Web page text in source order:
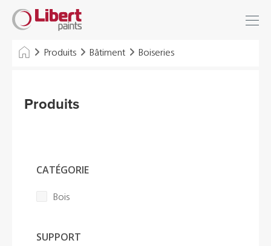
Libert
Paints Produits Bâtiment Boiseries
Produits
CATÉGORIE
Bois
SUPPORT